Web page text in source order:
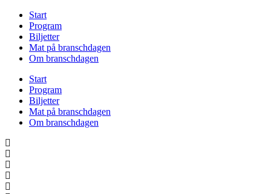
Hoppa
innehåll
Start
Program
Biljetter
Mat på branschdagen
Om branschdagen
Start
Program
Biljetter
Mat på branschdagen
Om branschdagen